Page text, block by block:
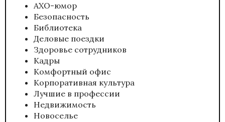
АХО-юмор
Безопасность
Библиотека
Деловые поездки
Здоровье сотрудников
Кадры
Комфортный офис
Корпоративная культура
Лучшие в профессии
Недвижимость
Новоселье